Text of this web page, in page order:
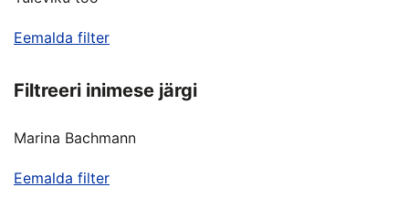
Eemalda filter
Filtreeri inimese järgi
Marina Bachmann
Eemalda filter